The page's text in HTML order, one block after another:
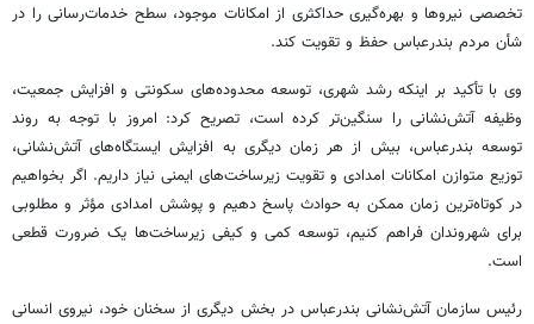
تخصصی نیروها و بهره‌گیری حداکثری از امکانات موجود، سطح خدمات‌رسانی را در
شأن مردم بندرعباس حفظ و تقویت کند.
وی با تأکید بر اینکه رشد شهری، توسعه محدوده‌های سکونتی و افزایش جمعیت،
وظیفه آتش‌نشانی را سنگین‌تر کرده است، تصریح کرد: امروز با توجه به روند
توسعه بندرعباس، بیش از هر زمان دیگری به افزایش ایستگاه‌های آتش‌نشانی،
توزیع متوازن امکانات امدادی و تقویت زیرساخت‌های ایمنی نیاز داریم. اگر بخواهیم
در کوتاه‌ترین زمان ممکن به حوادث پاسخ دهیم و پوشش امدادی مؤثر و مطلوبی
برای شهروندان فراهم کنیم، توسعه کمی و کیفی زیرساخت‌ها یک ضرورت قطعی
است.
رئیس سازمان آتش‌نشانی بندرعباس در بخش دیگری از سخنان خود، نیروی انسانی